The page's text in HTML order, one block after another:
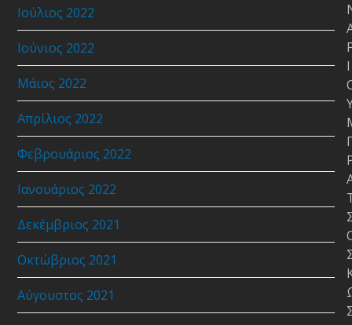
Ιούλιος 2022
Ιούνιος 2022
Μάιος 2022
Απρίλιος 2022
Φεβρουάριος 2022
Ιανουάριος 2022
Δεκέμβριος 2021
Οκτώβριος 2021
Αύγουστος 2021
Ι